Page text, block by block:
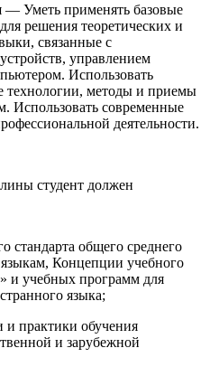
— Уметь применять базовые
решения теоретических и
связанные с
управлением
Использовать
технологии, методы и приемы
Использовать современные
деятельности.
студент должен
стандарта общего среднего
Концепции учебного
и учебных программ для
языка;
практики обучения
и зарубежной